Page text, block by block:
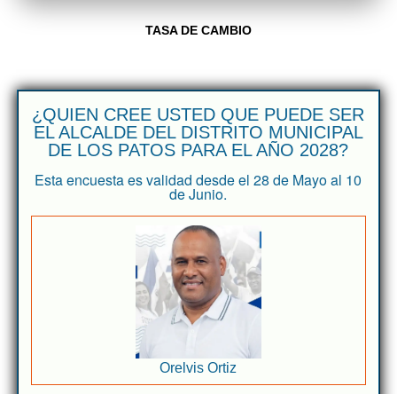
TASA DE CAMBIO
¿QUIEN CREE USTED QUE PUEDE SER
EL ALCALDE DEL DISTRITO MUNICIPAL
DE LOS PATOS PARA EL AÑO 2028?
Esta encuesta es validad desde el 28 de Mayo al 10
de Junio.
Orelvis Ortiz